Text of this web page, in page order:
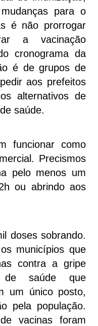
para o
é não prorrogar
a vacinação
cronograma da
é de grupos de
aos prefeitos
alternativos de
saúde.
funcionar como
Precismos
pelo menos um
ou abrindo aos
doses sobrando.
municípios que
contra a gripe
de saúde que
um único posto,
pela população.
vacinas foram